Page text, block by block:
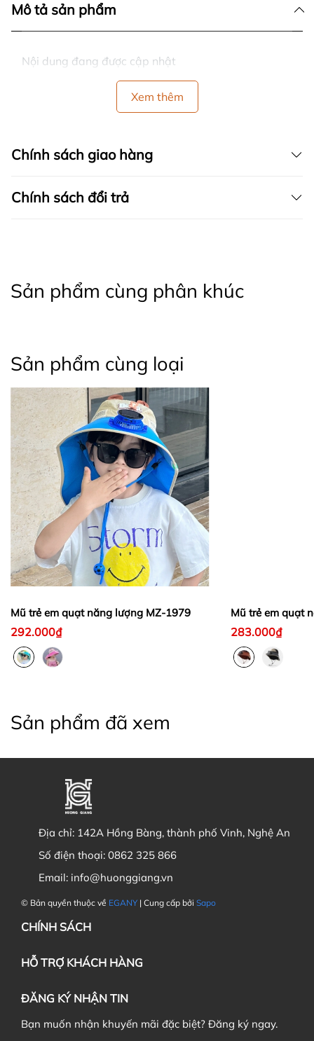
Mô tả sản phẩm
Nội dung đang được cập nhật
Xem thêm
Chính sách giao hàng
Chính sách đổi trả
Sản phẩm cùng phân khúc
Sản phẩm cùng loại
Mũ trẻ em quạt năng lượng MZ-1979
292.000₫
Mũ trẻ em quạt
283.000₫
Sản phẩm đã xem
Địa chỉ: 142A Hồng Bàng, thành phố Vinh, Nghệ An
Số điện thoại: 0862 325 866
Email: info@huonggiang.vn
© Bản quyền thuộc về EGANY | Cung cấp bởi Sapo
CHÍNH SÁCH
HỖ TRỢ KHÁCH HÀNG
ĐĂNG KÝ NHẬN TIN
Bạn muốn nhận khuyến mãi đặc biệt? Đăng ký ngay.